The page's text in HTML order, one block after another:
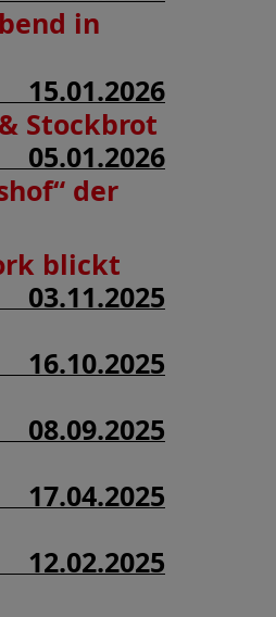
in
15.01.2026
Stockbrot
05.01.2026
der
blickt
03.11.2025
16.10.2025
08.09.2025
17.04.2025
12.02.2025